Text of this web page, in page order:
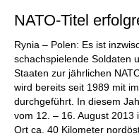
NATO-Titel
Rynia – Polen: Es ist
schachspielende Soldaten
Staaten zur jährlichen
wird bereits seit 1989 mit
durchgeführt. In diesem
vom 12. – 16. August 2013
Ort ca. 40 Kilometer